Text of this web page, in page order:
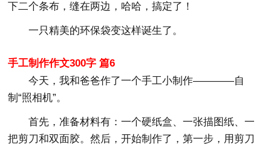
下二个条布，缝在两边，哈哈，搞定了！
一只精美的环保袋变这样诞生了。
手工制作作文300字 篇6
今天，我和爸爸作了一个手工小制作————自
制“照相机”。
首先，准备材料有：一个硬纸盒、一张描图纸、一
把剪刀和双面胶。然后，开始制作了，第一步，用剪刀